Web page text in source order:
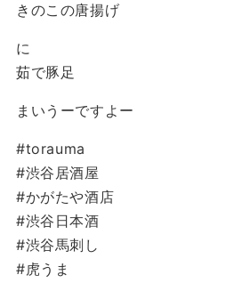
きのこの唐揚げ
に
茹で豚足
まいうーですよー
#torauma
#渋谷居酒屋
#かがたや酒店
#渋谷日本酒
#渋谷馬刺し
#虎うま